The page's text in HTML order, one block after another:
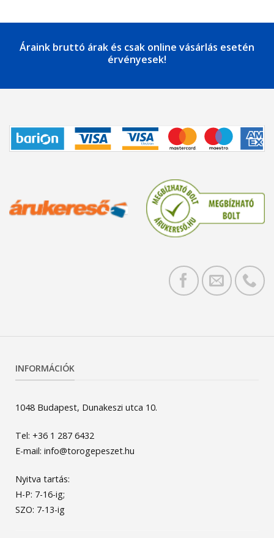
Áraink bruttó árak és csak online vásárlás esetén
érvényesek!
INFORMÁCIÓK
1048 Budapest, Dunakeszi utca 10.
Tel: +36 1 287 6432
E-mail: info@torogepeszet.hu
Nyitva tartás:
H-P: 7-16-ig;
SZO: 7-13-ig